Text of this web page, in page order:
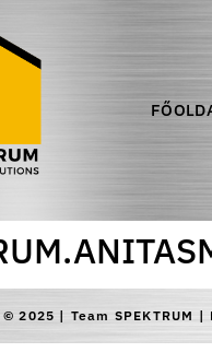
2025 | Team SPEKTRUM